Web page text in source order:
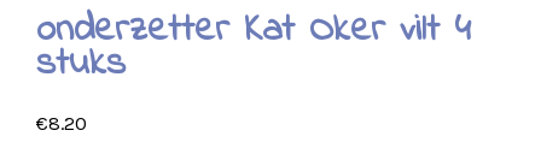
onderzetter Kat Oker vilt 4
stuks
€8.20